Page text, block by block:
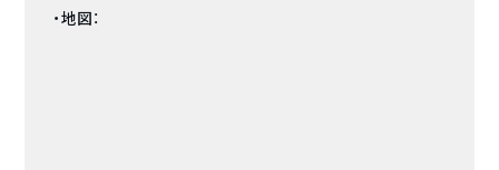
・地図：